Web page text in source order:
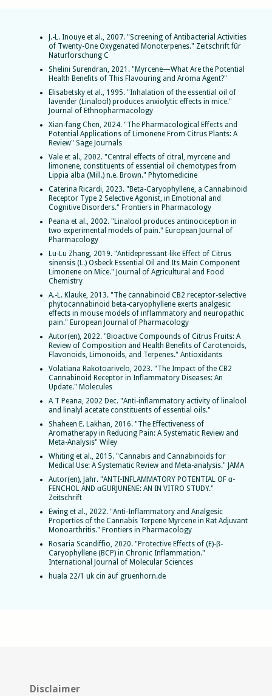
J.-L. Inouye et al., 2007. "Screening of Antibacterial Activities
of Twenty-One Oxygenated Monoterpenes." Zeitschrift für
Naturforschung C
Shelini Surendran, 2021. "Myrcene—What Are the Potential
Health Benefits of This Flavouring and Aroma Agent?"
Elisabetsky et al., 1995. "Inhalation of the essential oil of
lavender (Linalool) produces anxiolytic effects in mice."
Journal of Ethnopharmacology
Xian-fang Chen, 2024. "The Pharmacological Effects and
Potential Applications of Limonene From Citrus Plants: A
Review" Sage Journals
Vale et al., 2002. "Central effects of citral, myrcene and
limonene, constituents of essential oil chemotypes from
Lippia alba (Mill.) n.e. Brown." Phytomedicine
Caterina Ricardi, 2023. "Beta-Caryophyllene, a Cannabinoid
Receptor Type 2 Selective Agonist, in Emotional and
Cognitive Disorders." Frontiers in Pharmacology
Peana et al., 2002. "Linalool produces antinociception in
two experimental models of pain." European Journal of
Pharmacology
Lu-Lu Zhang, 2019. "Antidepressant-like Effect of Citrus
sinensis (L.) Osbeck Essential Oil and Its Main Component
Limonene on Mice." Journal of Agricultural and Food
Chemistry
A.-L. Klauke, 2013. "The cannabinoid CB2 receptor-selective
phytocannabinoid beta-caryophyllene exerts analgesic
effects in mouse models of inflammatory and neuropathic
pain." European Journal of Pharmacology
Autor(en), 2022. "Bioactive Compounds of Citrus Fruits: A
Review of Composition and Health Benefits of Carotenoids,
Flavonoids, Limonoids, and Terpenes." Antioxidants
Volatiana Rakotoarivelo, 2023. "The Impact of the CB2
Cannabinoid Receptor in Inflammatory Diseases: An
Update." Molecules
A T Peana, 2002 Dec. "Anti-inflammatory activity of linalool
and linalyl acetate constituents of essential oils."
Shaheen E. Lakhan, 2016. "The Effectiveness of
Aromatherapy in Reducing Pain: A Systematic Review and
Meta-Analysis" Wiley
Whiting et al., 2015. "Cannabis and Cannabinoids for
Medical Use: A Systematic Review and Meta-analysis." JAMA
Autor(en), Jahr. "ANTI-INFLAMMATORY POTENTIAL OF α-
FENCHOL AND αGURJUNENE: AN IN VITRO STUDY."
Zeitschrift
Ewing et al., 2022. "Anti-Inflammatory and Analgesic
Properties of the Cannabis Terpene Myrcene in Rat Adjuvant
Monoarthritis." Frontiers in Pharmacology
Rosaria Scandiffio, 2020. "Protective Effects of (E)-β-
Caryophyllene (BCP) in Chronic Inflammation."
International Journal of Molecular Sciences
huala 22/1 uk cin auf gruenhorn.de
Disclaimer